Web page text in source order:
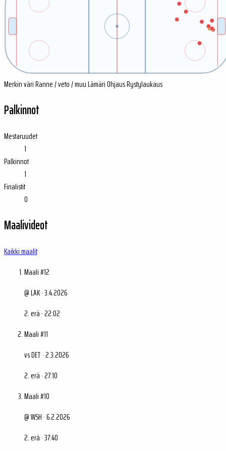
Merkin väriRanne / veto / muuLämäriOhjausRystylaukaus
Palkinnot
Mestaruudet
1
Palkinnot
1
Finalistit
0
Maalivideot
Kaikki maalit
Maali #12
@ LAK · 3.4.2026
2. erä · 22:02
Maali #11
vs DET · 2.3.2026
2. erä · 27:10
Maali #10
@ WSH · 6.2.2026
2. erä · 37:40